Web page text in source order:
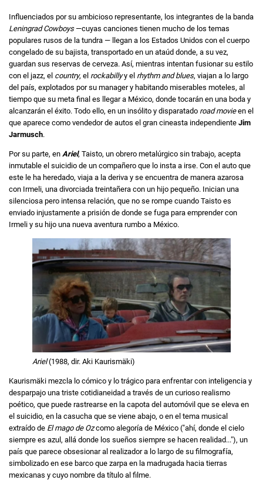
Influenciados por su ambicioso representante, los integrantes de la banda
Leningrad Cowboys—cuyas canciones tienen mucho de los temas
populares rusos de la tundra — llegan a los Estados Unidos con el cuerpo
congelado de su bajista, transportado en un ataúd donde, a su vez,
guardan sus reservas de cerveza. Así, mientras intentan fusionar su estilo
con el jazz, el country, el rockabillyy el rhythm and blues, viajan a lo largo
del país, explotados por su manager y habitando miserables moteles, al
tiempo que su meta final es llegar a México, donde tocarán en una boda y
alcanzarán el éxito. Todo ello, en un insólito y disparatado road movieen el
que aparece como vendedor de autos el gran cineasta independiente Jim
Jarmusch.
Por su parte, en Ariel, Taisto, un obrero metalúrgico sin trabajo, acepta
inmutable el suicidio de un compañero que lo insta a irse. Con el auto que
este le ha heredado, viaja a la deriva y se encuentra de manera azarosa
con Irmeli, una divorciada treintañera con un hijo pequeño. Inician una
silenciosa pero intensa relación, que no se rompe cuando Taisto es
enviado injustamente a prisión de donde se fuga para emprender con
Irmeli y su hijo una nueva aventura rumbo a México.
Ariel(1988, dir. Aki Kaurismäki)
Kaurismäki mezcla lo cómico y lo trágico para enfrentar con inteligencia y
desparpajo una triste cotidianeidad a través de un curioso realismo
poético, que puede rastrearse en la capota del automóvil que se eleva en
el suicidio, en la casucha que se viene abajo, o en el tema musical
extraído de El mago de Ozcomo alegoría de México ("ahí, donde el cielo
siempre es azul, allá donde los sueños siempre se hacen realidad..."), un
país que parece obsesionar al realizador a lo largo de su filmografía,
simbolizado en ese barco que zarpa en la madrugada hacia tierras
mexicanas y cuyo nombre da título al filme.